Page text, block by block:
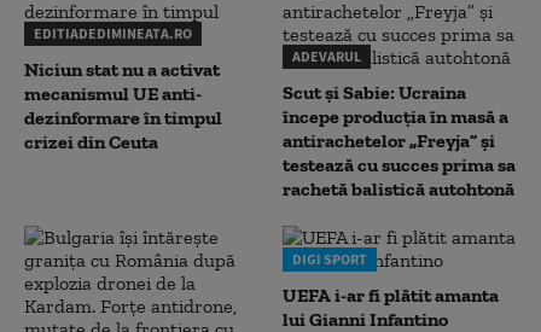
EDITIADEDIMINEATA.RO
Niciun stat nu a activat
mecanismul UE anti-
dezinformare în timpul
crizei din Ceuta
ADEVARUL
Scut și Sabie: Ucraina
începe producția în masă a
antirachetelor „Freyja” și
testează cu succes prima sa
rachetă balistică autohtonă
DIGI SPORT
UEFA i-ar fi plătit amanta
lui Gianni Infantino